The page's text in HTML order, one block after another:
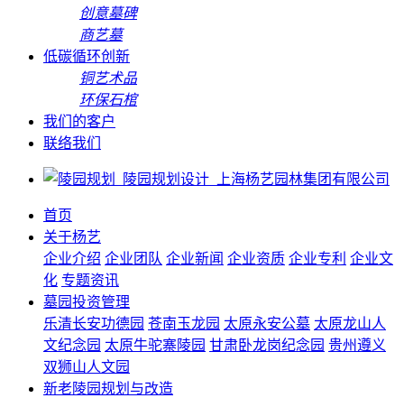
创意墓碑
商艺墓
低碳循环创新
铜艺术品
环保石棺
我们的客户
联络我们
首页
关于杨艺
企业介绍 企业团队 企业新闻 企业资质 企业专利 企业文
化 专题资讯
墓园投资管理
乐清长安功德园 苍南玉龙园 太原永安公墓 太原龙山人
文纪念园 太原牛驼寨陵园 甘肃卧龙岗纪念园 贵州遵义
双狮山人文园
新老陵园规划与改造